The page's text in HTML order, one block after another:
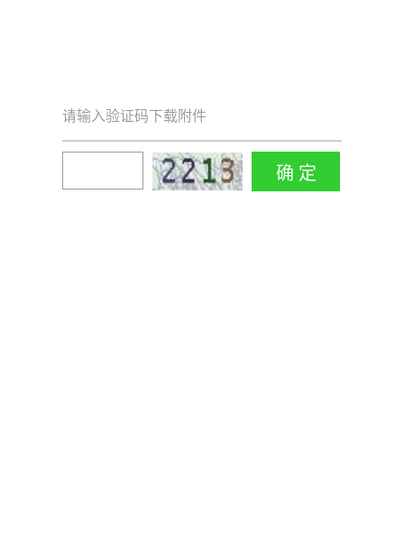
请输入验证码下载附件